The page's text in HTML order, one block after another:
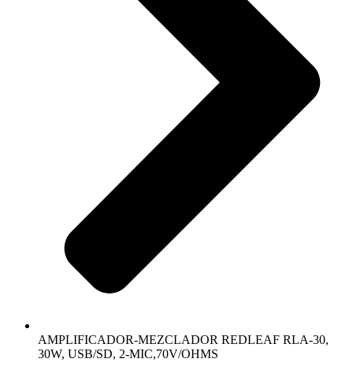
AMPLIFICADOR-MEZCLADOR REDLEAF RLA-30,
30W, USB/SD, 2-MIC,70V/OHMS